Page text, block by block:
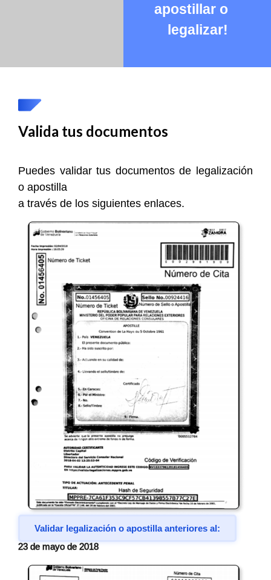
apostillar o
legalizar!
Valida tus documentos
Puedes validar tus documentos de legalización
o apostilla
a través de los siguientes enlaces.
Validar legalización o apostilla anteriores al:
23 de mayo de 2018